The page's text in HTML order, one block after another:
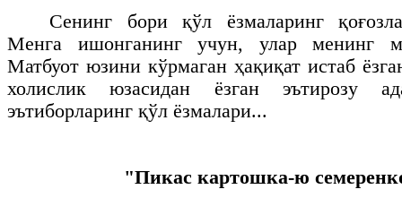
Сенинг бори қўл ёзмаларинг
Менга ишонганинг учун, улар менинг
Матбуот юзини кўрмаган ҳақиқат истаб
холислик юзасидан ёзган эътирозу
эътиборларинг қўл ёзмалари...
"Пикас картошка-ю